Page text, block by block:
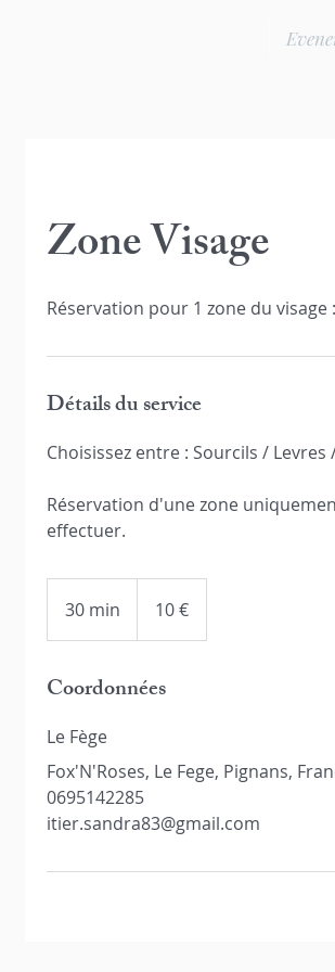
Zone Visage
Détails du service
Choisissez entre : Sourcils /
Réservation d'une zone
effectuer.
30 min
0
i
10 €
Coordonnées
Le Fège
Fox'N'Roses, Le Fege, Pignans,
0695142285
itier.sandra83@gmail.com